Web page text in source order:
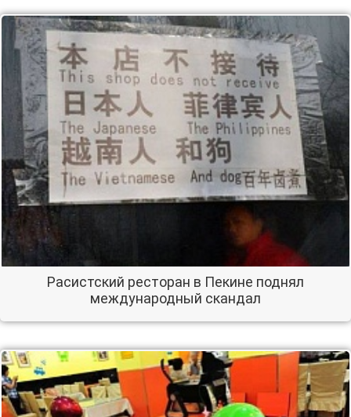
Расистский ресторан в Пекине поднял
международный скандал